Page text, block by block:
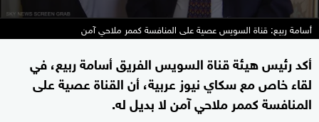
أسامة ربيع: قناة السويس عصية على المنافسة كممر ملاحي آمن
أكد رئيس هيئة قناة السويس الفريق أسامة ربيع، في
لقاء خاص مع سكاي نيوز عربية، أن القناة عصية على
المنافسة كممر ملاحي آمن لا بديل له.